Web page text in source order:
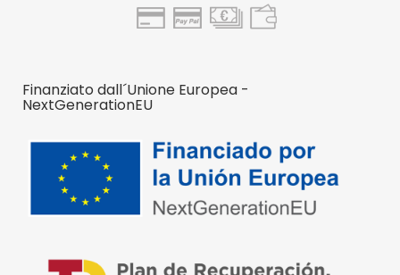
Finanziato dall´Unione Europea -
NextGenerationEU